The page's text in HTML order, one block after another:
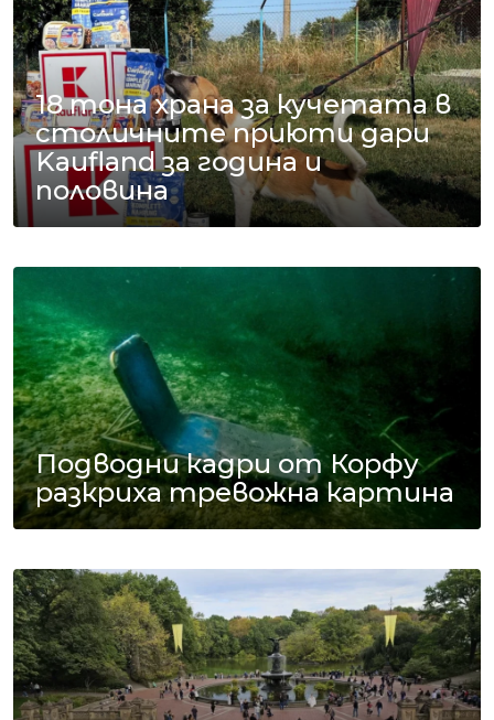
18 тона храна за кучетата в
столичните приюти дари
Kaufland за година и
половина
Подводни кадри от Корфу
разкриха тревожна картина